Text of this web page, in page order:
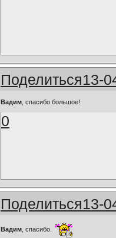
Поделиться13-
Вадим , спасибо большое!
0
Поделиться13-
Вадим, спасибо.